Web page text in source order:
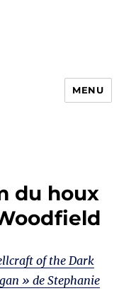
MENU
du houx
of the Dark
» de Stephanie